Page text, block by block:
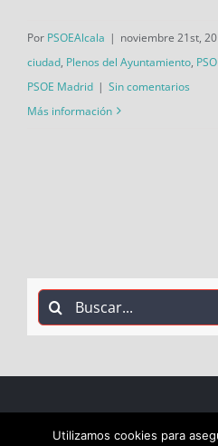
Por PSOEAlcala | noviembre 21st,
ciudad, Plenos del Ayuntamiento,
PSOE Madrid | Sin comentarios
Más información
Buscar:
COPYRIGHT 2018 Socialistas
Utilizamos cookies para